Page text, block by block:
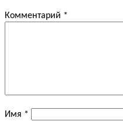
Комментарий *
Имя *